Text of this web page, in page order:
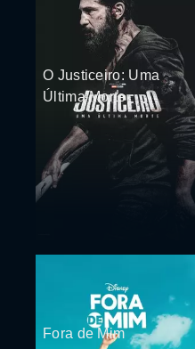
O Justiceiro: Uma
Última Morte
Fora de Mim